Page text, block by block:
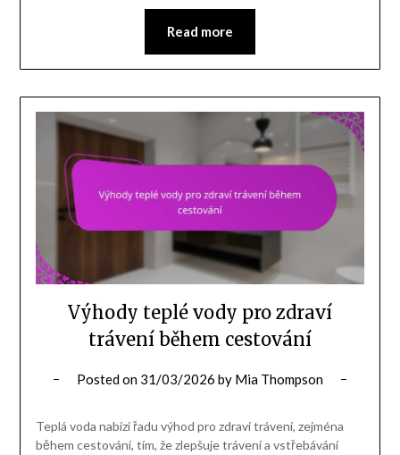
Read more
Výhody teplé vody pro zdraví
trávení během cestování
Posted on 31/03/2026 by Mia Thompson
Teplá voda nabízí řadu výhod pro zdraví trávení, zejména
během cestování, tím, že zlepšuje trávení a vstřebávání